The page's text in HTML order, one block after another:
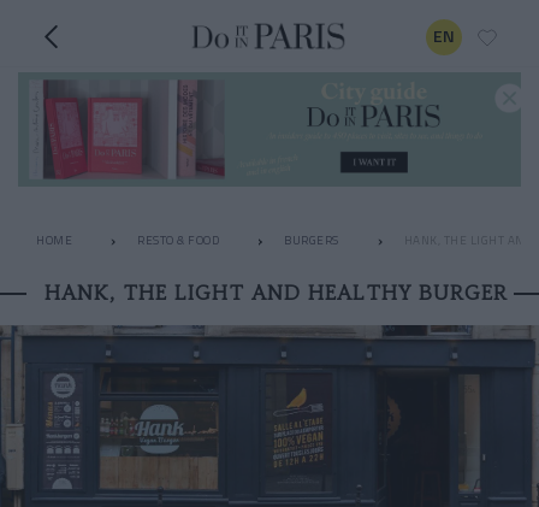
EN
HOME RESTO & FOOD BURGERS HANK, THE LIGHT AND
HANK, THE LIGHT AND HEALTHY BURGER